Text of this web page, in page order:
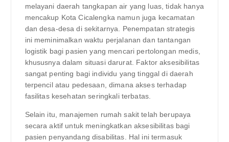
melayani daerah tangkapan air yang luas, tidak hanya
mencakup Kota Cicalengka namun juga kecamatan
dan desa-desa di sekitarnya. Penempatan strategis
ini meminimalkan waktu perjalanan dan tantangan
logistik bagi pasien yang mencari pertolongan medis,
khususnya dalam situasi darurat. Faktor aksesibilitas
sangat penting bagi individu yang tinggal di daerah
terpencil atau pedesaan, dimana akses terhadap
fasilitas kesehatan seringkali terbatas.
Selain itu, manajemen rumah sakit telah berupaya
secara aktif untuk meningkatkan aksesibilitas bagi
pasien penyandang disabilitas. Hal ini termasuk